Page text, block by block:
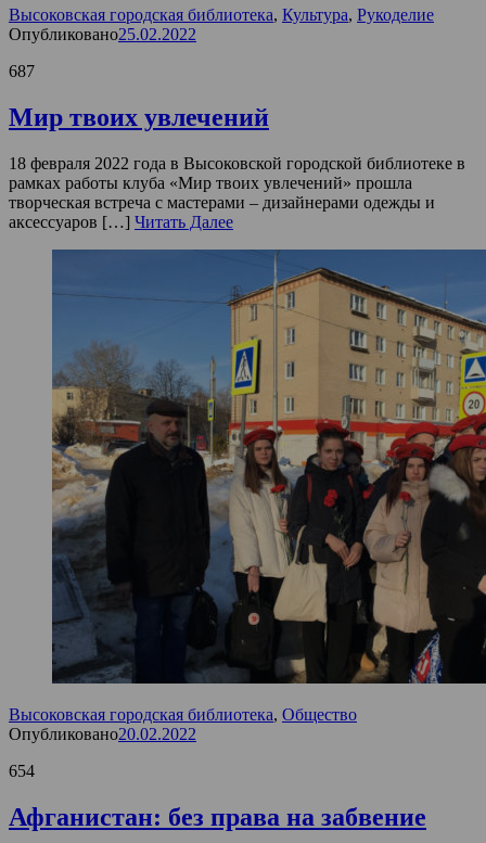
Высоковская городская библиотека, Культура, Рукоделие
Опубликовано25.02.2022
687
Мир твоих увлечений
18 февраля 2022 года в Высоковской городской библиотеке в
рамках работы клуба «Мир твоих увлечений» прошла
творческая встреча с мастерами – дизайнерами одежды и
аксессуаров […] Читать Далее
Высоковская городская библиотека, Общество
Опубликовано20.02.2022
654
Афганистан: без права на забвение